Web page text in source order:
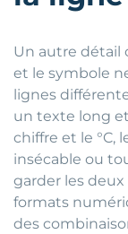
Un autre détail
et le symbole
lignes
un texte long
chiffre et le °C,
insécable ou
garder les
formats
des